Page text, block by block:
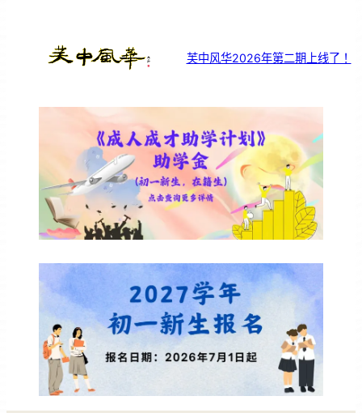
芙中风华2026年第二期上线了！